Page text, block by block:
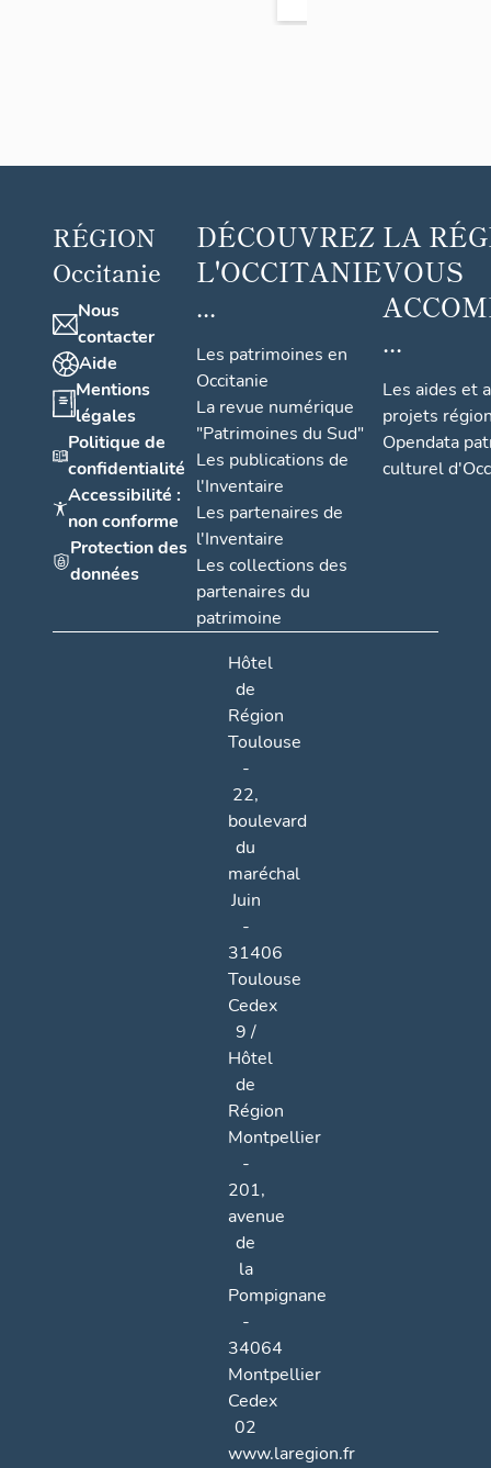
RÉGION
Occitanie
Nous
contacter
Aide
Mentions
légales
Politique de
confidentialité
Accessibilité :
non conforme
Protection des
données
DÉCOUVREZ
L'OCCITANIE
...
Les patrimoines en
Occitanie
La revue numérique
"Patrimoines du Sud"
Les publications de
l'Inventaire
Les partenaires de
l'Inventaire
Les collections des
partenaires du
patrimoine
LA
VOUS
...
Les aides et
projets
Opendata
culturel
Hôtel
de
Région
Toulouse
-
22,
boulevard
du
maréchal
Juin
-
31406
Toulouse
Cedex
9 /
Hôtel
de
Région
Montpellier
-
201,
avenue
de
la
Pompignane
-
34064
Montpellier
Cedex
02
www.laregion.fr